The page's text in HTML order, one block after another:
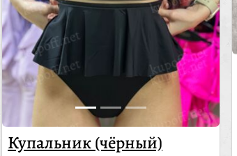
Купальник (чёрный)